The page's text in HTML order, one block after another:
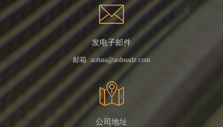
发电子邮件
邮箱 :aohua@aohuadz.com
公司地址